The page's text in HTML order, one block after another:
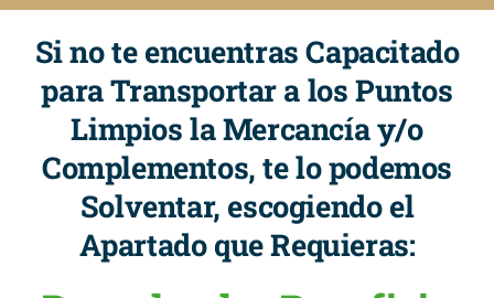
Si no te encuentras Capacitado
para Transportar a los Puntos
Limpios la Mercancía y/o
Complementos, te lo podemos
Solventar, escogiendo el
Apartado que Requieras: